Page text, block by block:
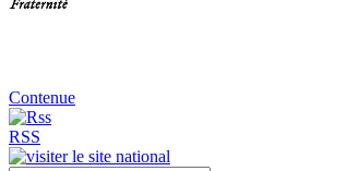
Contenue
RSS